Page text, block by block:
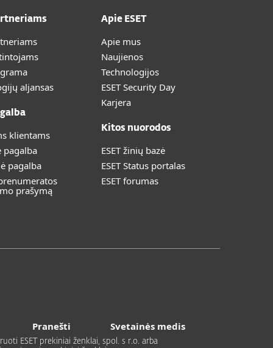
aljansas
klientams
pagalba
pagalba
prašymą
Apie ESET
Apie mus
Naujienos
Technologijos
ESET Security Day
Karjera
Kitos nuorodos
ESET žinių bazė
ESET Status portalas
ESET forumas
Pranešti Svetainės medis
ESET prekiniai ženklai, spol. s r.o. arba